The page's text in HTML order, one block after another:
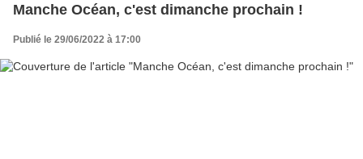
Manche Océan, c'est dimanche prochain !
Publié le 29/06/2022 à 17:00